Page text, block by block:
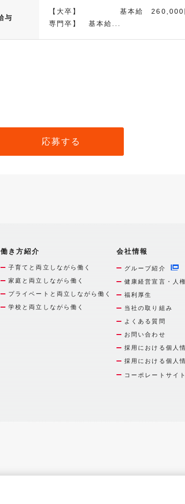
与
【大卒】 基本給 260,000円
専門卒】 基本給...
応募する
働き方紹介
子育てと両立しながら働く
家庭と両立しながら働く
プライベートと両立しながら働く
学校と両立しながら働く
会社情報
グループ紹介
健康経営宣言・人
福利厚生
当社の取り組み
よくある質問
お問い合わせ
採用における個人
採用における個人
コーポレートサイ